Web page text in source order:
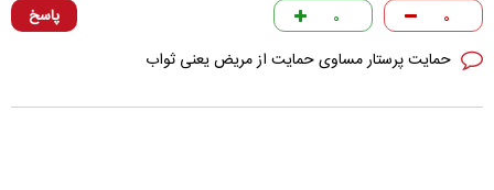
پاسخ ۰ ۰
حمایت پرستار مساوی حمایت از مریض یعنی ثواب